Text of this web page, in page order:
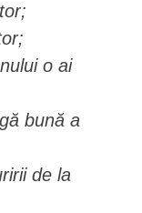
o ai
bună a
de la